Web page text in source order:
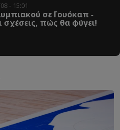
- 15:01
σε Γουόκαπ -
σχέσεις, πώς θα φύγει!